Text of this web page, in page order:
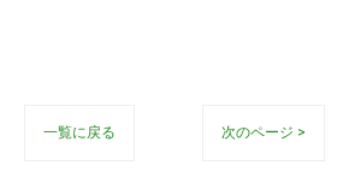
一覧に戻る 次のページ >